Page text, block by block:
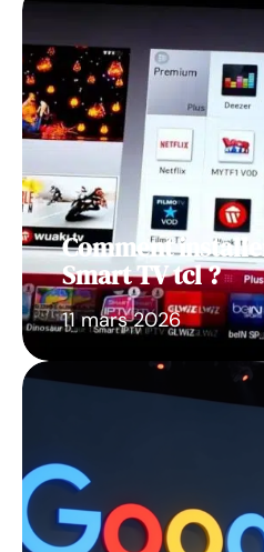
Comment
Smart TV tcl ?
11 mars 2026